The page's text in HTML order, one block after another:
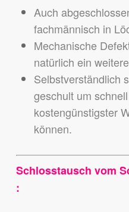
Auch
fachmännisch in
Mechanische
natürlich ein
Selbstverständlich
geschult um
kostengünstigster
können.
Schlosstausch vom
: